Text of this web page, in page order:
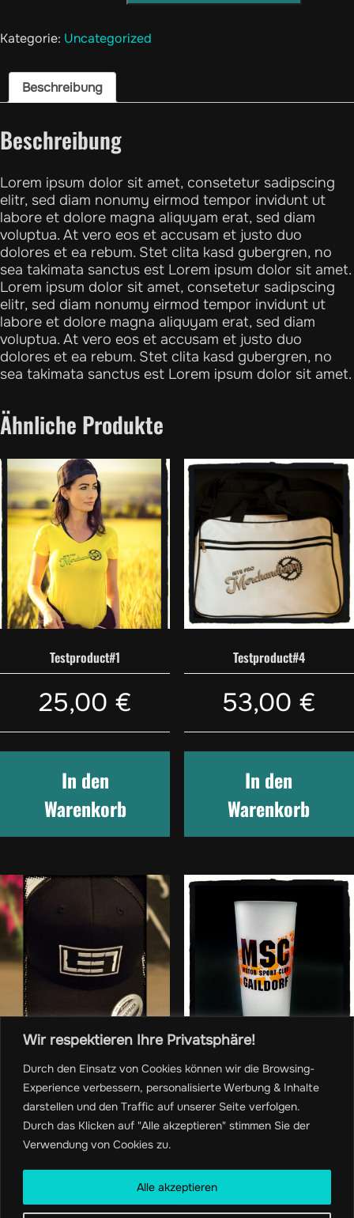
Wir respektieren Ihre Privatsphäre!
Durch den Einsatz von Cookies können wir die Browsing-
Experience verbessern, personalisierte Werbung & Inhalte
darstellen und den Traffic auf unserer Seite verfolgen.
Durch das Klicken auf "Alle akzeptieren" stimmen Sie der
Verwendung von Cookies zu.
Alle akzeptieren
Kategorie: Uncategorized
Beschreibung
Beschreibung
Lorem ipsum dolor sit amet, consetetur sadipscing
elitr, sed diam nonumy eirmod tempor invidunt ut
labore et dolore magna aliquyam erat, sed diam
voluptua. At vero eos et accusam et justo duo
dolores et ea rebum. Stet clita kasd gubergren, no
sea takimata sanctus est Lorem ipsum dolor sit amet.
Lorem ipsum dolor sit amet, consetetur sadipscing
elitr, sed diam nonumy eirmod tempor invidunt ut
labore et dolore magna aliquyam erat, sed diam
voluptua. At vero eos et accusam et justo duo
dolores et ea rebum. Stet clita kasd gubergren, no
sea takimata sanctus est Lorem ipsum dolor sit amet.
Ähnliche Produkte
Testproduct#1
25,00 €
In den
Warenkorb
Testproduct#4
53,00 €
In den
Warenkorb
Testproduct#3
53,00€
Testproduct#2
25,00€